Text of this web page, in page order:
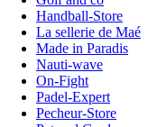
Handball-Store
La sellerie de Maé
Made in Paradis
Nauti-wave
On-Fight
Padel-Expert
Pecheur-Store